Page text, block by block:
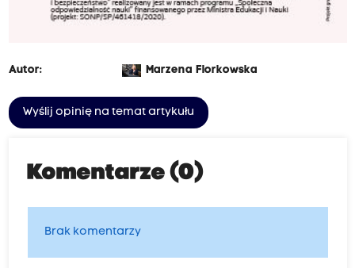
Autor: Marzena Florkowska
Wyślij opinię na temat artykułu
Komentarze (0)
Brak komentarzy